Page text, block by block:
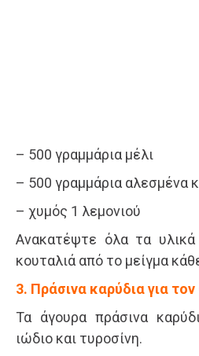
– 500 γραμμάρια μέλι
– 500 γραμμάρια αλεσμένα
– χυμός 1 λεμονιού
Ανακατέψτε όλα τα
κουταλιά από το μείγμα
3. Πράσινα καρύδια για
Τα άγουρα πράσινα
ιώδιο και τυροσίνη.